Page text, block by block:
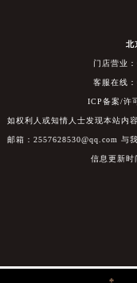
北
门店营业
客服在线
ICP备案/许
如权利人或知情人士发现本站内
邮箱：2557628530@qq.com 与
信息更新